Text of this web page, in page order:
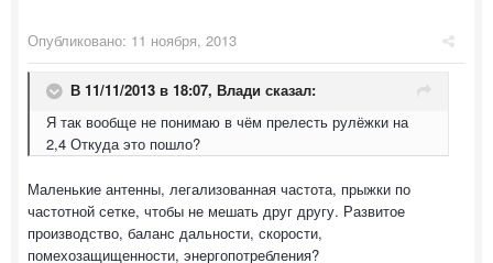
Опубликовано: 11 ноября, 2013
В 11/11/2013 в 18:07, Влади сказал:
Я так вообще не понимаю в чём прелесть рулёжки на
2,4 Откуда это пошло?
Маленькие антенны, легализованная частота, прыжки по
частотной сетке, чтобы не мешать друг другу. Развитое
производство, баланс дальности, скорости,
помехозащищенности, энергопотребления?